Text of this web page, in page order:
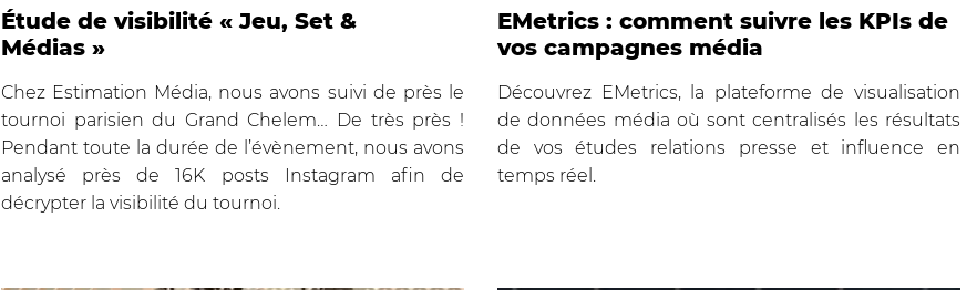
Étude de visibilité « Jeu, Set &
Médias »
Chez Estimation Média, nous avons suivi de près le
tournoi parisien du Grand Chelem… De très près !
Pendant toute la durée de l’évènement, nous avons
analysé près de 16K posts Instagram afin de
décrypter la visibilité du tournoi.
EMetrics : comment suivre les KPIs de
vos campagnes média
Découvrez EMetrics, la plateforme de visualisation
de données média où sont centralisés les résultats
de vos études relations presse et influence en
temps réel.